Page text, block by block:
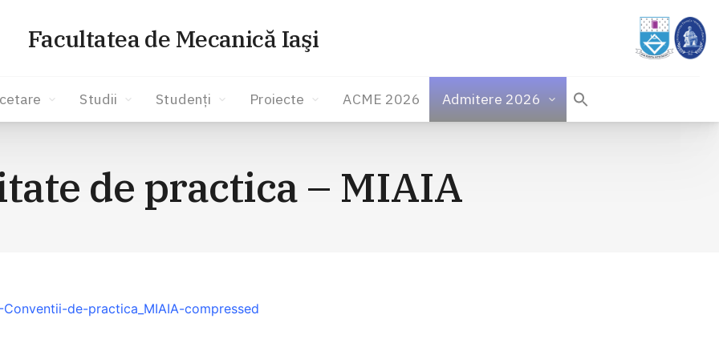
Facultatea de Mecanică Iaşi
Studii Studenți Proiecte ACME 2026 Admitere 2026
de practica – MIAIA
Conventii-de-practica_MIAIA-compressed